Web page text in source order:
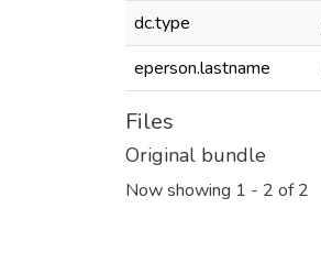
dc.type
eperson.lastname
Files
Original bundle
Now showing 1 - 2 of 2